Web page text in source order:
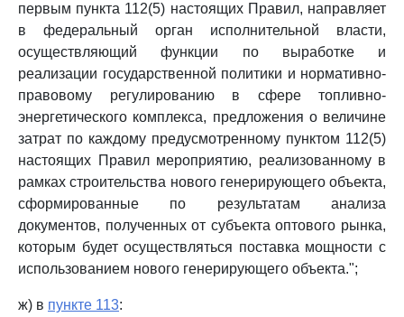
первым пункта 112(5) настоящих Правил, направляет
в федеральный орган исполнительной власти,
осуществляющий функции по выработке и
реализации государственной политики и нормативно-
правовому регулированию в сфере топливно-
энергетического комплекса, предложения о величине
затрат по каждому предусмотренному пунктом 112(5)
настоящих Правил мероприятию, реализованному в
рамках строительства нового генерирующего объекта,
сформированные по результатам анализа
документов, полученных от субъекта оптового рынка,
которым будет осуществляться поставка мощности с
использованием нового генерирующего объекта.";
ж) в пункте 113: